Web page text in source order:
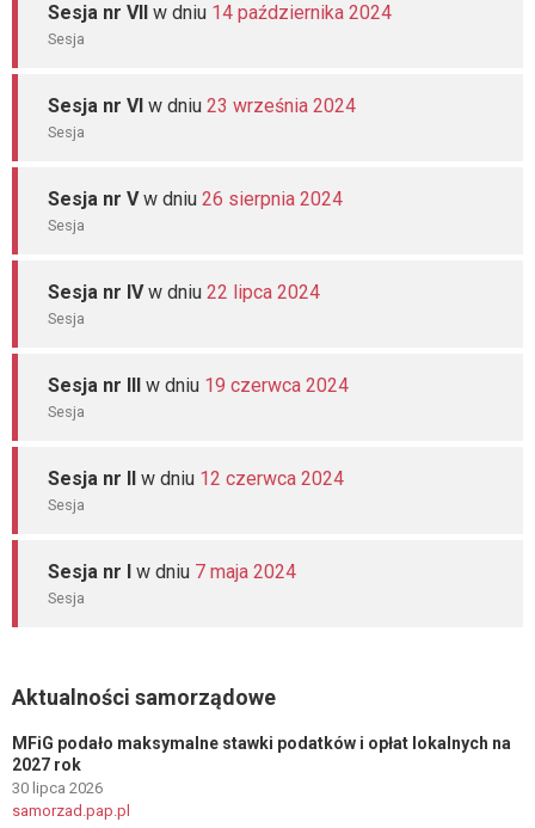
Sesja nr VII w dniu 14 października 2024
Sesja
Sesja nr VI w dniu 23 września 2024
Sesja
Sesja nr Vw dniu 26 sierpnia 2024
Sesja
Sesja nr IVw dniu 22 lipca 2024
Sesja
Sesja nr III w dniu 19 czerwca 2024
Sesja
Sesja nr II w dniu 12 czerwca 2024
Sesja
Sesja nr I w dniu 7 maja 2024
Sesja
Aktualności samorządowe
MFiG podało maksymalne stawki podatków i opłat lokalnych na
2027 rok
30 lipca 2026
samorzad.pap.pl